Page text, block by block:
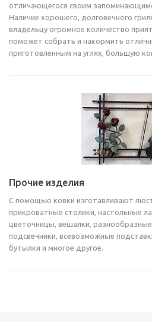
отличающегося своим
Наличие хорошего, долговечного
владельцу огромное количество
поможет собрать и накормить
приготовленным на углях, большую
Прочие изделия
С помощью ковки изготавливают
прикроватные столики, настольные
цветочницы, вешалки, разнообразные
подсвечники, всевозможные
бутылки и многое другое.